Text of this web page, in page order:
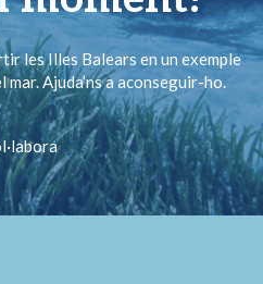
les Illes Balears en un exemple
Ajuda’ns a aconseguir-ho.